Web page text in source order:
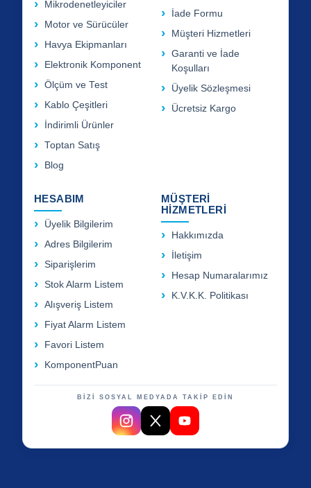
Mikrodenetleyiciler
Motor ve Sürücüler
Havya Ekipmanları
Elektronik Komponent
Ölçüm ve Test
Kablo Çeşitleri
İndirimli Ürünler
Toptan Satış
Blog
İade Formu
Müşteri Hizmetleri
Garanti ve İade
Koşulları
Üyelik Sözleşmesi
Ücretsiz Kargo
HESABIM
Üyelik Bilgilerim
Adres Bilgilerim
Siparişlerim
Stok Alarm Listem
Alışveriş Listem
Fiyat Alarm Listem
Favori Listem
KomponentPuan
MÜŞTERİ
HİZMETLERİ
Hakkımızda
İletişim
Hesap Numaralarımız
K.V.K.K. Politikası
BİZİ SOSYAL MEDYADA TAKİP EDİN